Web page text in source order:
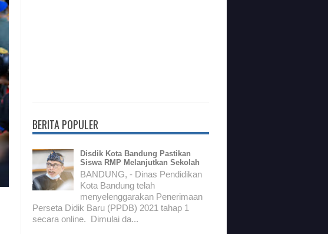
BERITA POPULER
Disdik Kota Bandung Pastikan
Siswa RMP Melanjutkan Sekolah
BANDUNG, - Dinas Pendidikan
Kota Bandung telah
menyelenggarakan Penerimaan
Perseta Didik Baru (PPDB) 2021 tahap 1
secara online. Dimulai da...